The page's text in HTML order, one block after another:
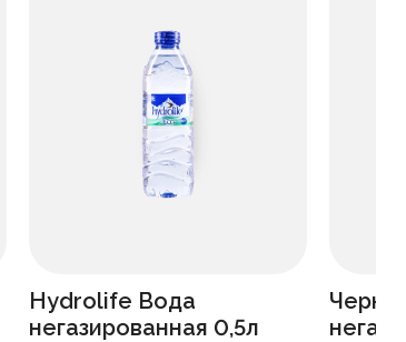
Hydrolife Вода
негазированная 0,5л